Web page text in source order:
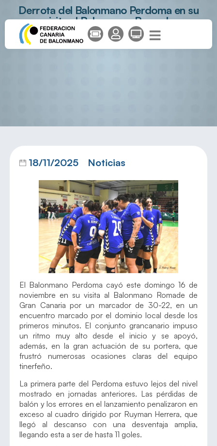
Derrota del Balonmano Perdoma en su
visita al Balonmano Romade
18/11/2025 Noticias
El Balonmano Perdoma cayó este domingo 16 de
noviembre en su visita al Balonmano Romade de
Gran Canaria por un marcador de 30-22, en un
encuentro marcado por el dominio local desde los
primeros minutos. El conjunto grancanario impuso
un ritmo muy alto desde el inicio y se apoyó,
además, en la gran actuación de su portera, que
frustró numerosas ocasiones claras del equipo
tinerfeño.
La primera parte del Perdoma estuvo lejos del nivel
mostrado en jornadas anteriores. Las pérdidas de
balón y los errores en el lanzamiento penalizaron en
exceso al cuadro dirigido por Ruyman Herrera, que
llegó al descanso con una desventaja amplia,
llegando esta a ser de hasta 11 goles.